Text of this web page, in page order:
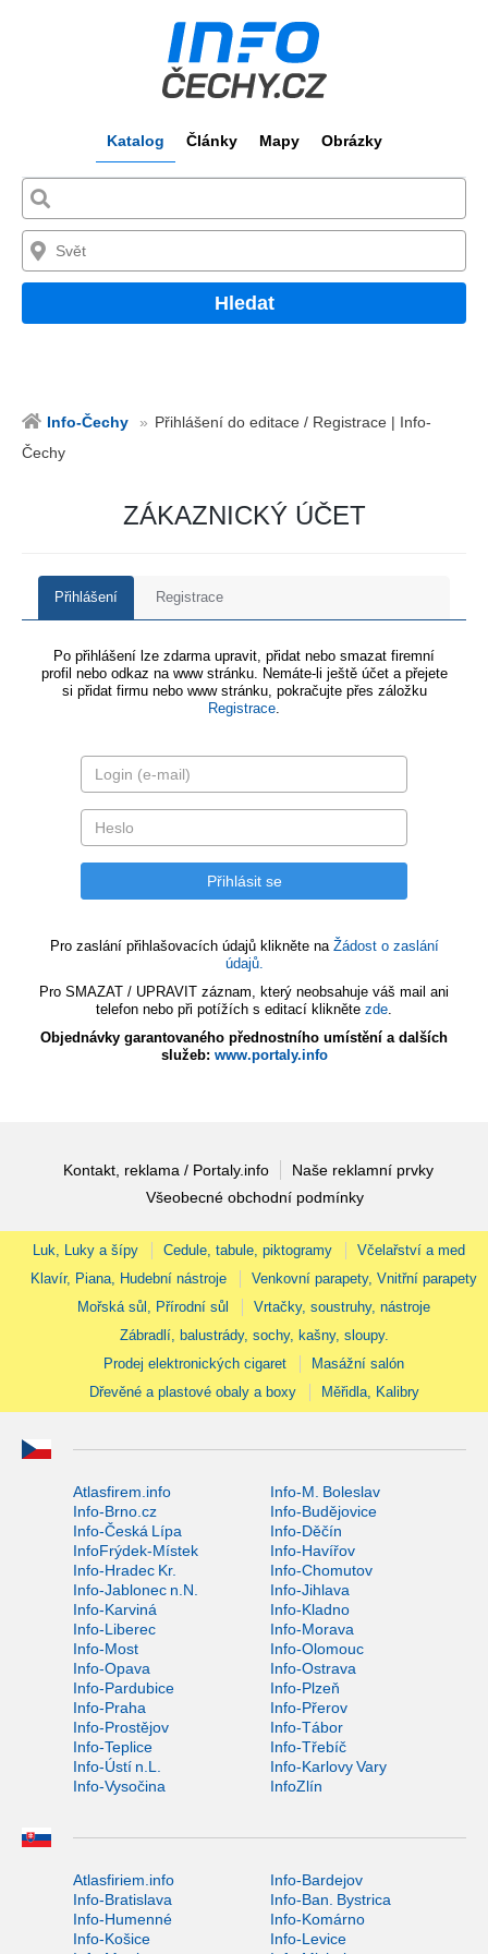
Katalog Články Mapy Obrázky
Hledat
Info-Čechy
Přihlášení do editace / Registrace | Info-
Čechy
ZÁKAZNICKÝ ÚČET
Přihlášení Registrace
Po přihlášení lze zdarma upravit, přidat nebo smazat firemní
profil nebo odkaz na www stránku. Nemáte-li ještě účet a přejete
si přidat firmu nebo www stránku, pokračujte přes záložku
Registrace.
Pro zaslání přihlašovacích údajů klikněte na Žádost o zaslání
údajů.
Pro SMAZAT / UPRAVIT záznam, který neobsahuje váš mail ani
telefon nebo při potížích s editací klikněte zde.
Objednávky garantovaného přednostního umístění a dalších
služeb: www.portaly.info
Kontakt, reklama / Portaly.info
Naše reklamní prvky
Všeobecné obchodní podmínky
Luk, Luky a šípy Cedule, tabule, piktogramy
Včelařství a med
Klavír, Piana, Hudební nástroje
Venkovní parapety, Vnitřní parapety
Mořská sůl, Přírodní sůl
Vrtačky, soustruhy, nástroje
Zábradlí, balustrády, sochy, kašny, sloupy.
Prodej elektronických cigaret
Masážní salón
Dřevěné a plastové obaly a boxy
Měřidla, Kalibry
Atlasfirem.info
Info-M. Boleslav
Info-Brno.cz
Info-Budějovice
Info-Česká Lípa
Info-Děčín
InfoFrýdek-Místek
Info-Havířov
Info-Hradec Kr.
Info-Chomutov
Info-Jablonec n.N.
Info-Jihlava
Info-Karviná
Info-Kladno
Info-Liberec
Info-Morava
Info-Most
Info-Olomouc
Info-Opava
Info-Ostrava
Info-Pardubice
Info-Plzeň
Info-Praha
Info-Přerov
Info-Prostějov
Info-Tábor
Info-Teplice
Info-Třebíč
Info-Ústí n.L.
Info-Karlovy Vary
Info-Vysočina
InfoZlín
Atlasfiriem.info
Info-Bardejov
Info-Bratislava
Info-Ban. Bystrica
Info-Humenné
Info-Komárno
Info-Košice
Info-Levice